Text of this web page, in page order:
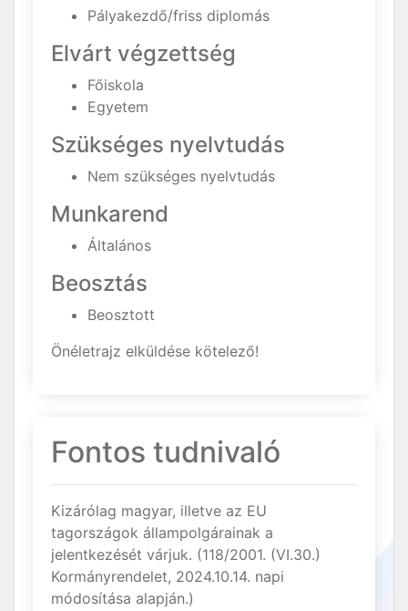
Pályakezdő/friss diplomás
Elvárt végzettség
Főiskola
Egyetem
Szükséges nyelvtudás
Nem szükséges nyelvtudás
Munkarend
Általános
Beosztás
Beosztott
Önéletrajz elküldése kötelező!
Fontos tudnivaló
Kizárólag magyar, illetve az EU
tagországok állampolgárainak a
jelentkezését várjuk. (118/2001. (VI.30.)
Kormányrendelet, 2024.10.14. napi
módosítása alapján.)